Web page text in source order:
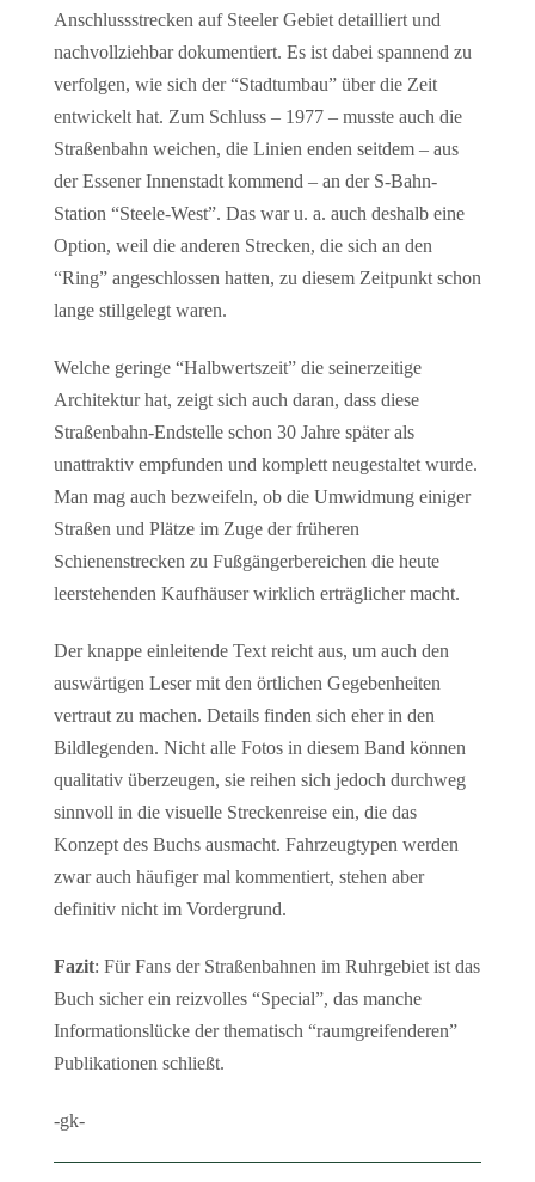
Anschlussstrecken auf Steeler Gebiet detailliert und
nachvollziehbar dokumentiert. Es ist dabei spannend zu
verfolgen, wie sich der “Stadtumbau” über die Zeit
entwickelt hat. Zum Schluss – 1977 – musste auch die
Straßenbahn weichen, die Linien enden seitdem – aus
der Essener Innenstadt kommend – an der S-Bahn-
Station “Steele-West”. Das war u. a. auch deshalb eine
Option, weil die anderen Strecken, die sich an den
“Ring” angeschlossen hatten, zu diesem Zeitpunkt schon
lange stillgelegt waren.
Welche geringe “Halbwertszeit” die seinerzeitige
Architektur hat, zeigt sich auch daran, dass diese
Straßenbahn-Endstelle schon 30 Jahre später als
unattraktiv empfunden und komplett neugestaltet wurde.
Man mag auch bezweifeln, ob die Umwidmung einiger
Straßen und Plätze im Zuge der früheren
Schienenstrecken zu Fußgängerbereichen die heute
leerstehenden Kaufhäuser wirklich erträglicher macht.
Der knappe einleitende Text reicht aus, um auch den
auswärtigen Leser mit den örtlichen Gegebenheiten
vertraut zu machen. Details finden sich eher in den
Bildlegenden. Nicht alle Fotos in diesem Band können
qualitativ überzeugen, sie reihen sich jedoch durchweg
sinnvoll in die visuelle Streckenreise ein, die das
Konzept des Buchs ausmacht. Fahrzeugtypen werden
zwar auch häufiger mal kommentiert, stehen aber
definitiv nicht im Vordergrund.
Fazit: Für Fans der Straßenbahnen im Ruhrgebiet ist das
Buch sicher ein reizvolles “Special”, das manche
Informationslücke der thematisch “raumgreifenderen”
Publikationen schließt.
-gk-